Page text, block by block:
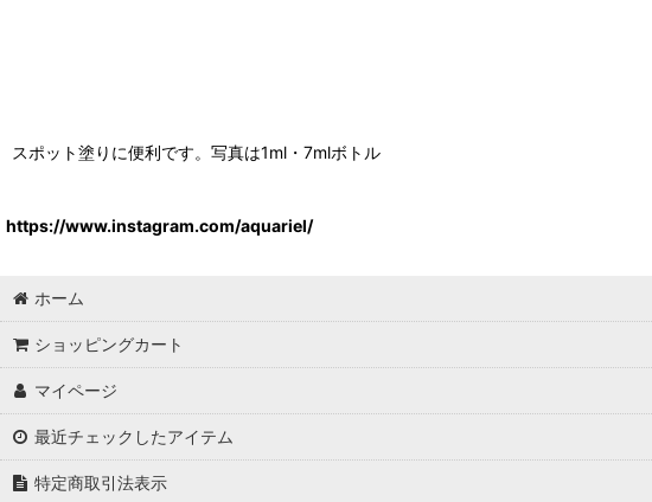
スポット塗りに便利です。写真は1ml・7mlボトル
https://www.instagram.com/aquariel/
ホーム
ショッピングカート
マイページ
最近チェックしたアイテム
特定商取引法表示